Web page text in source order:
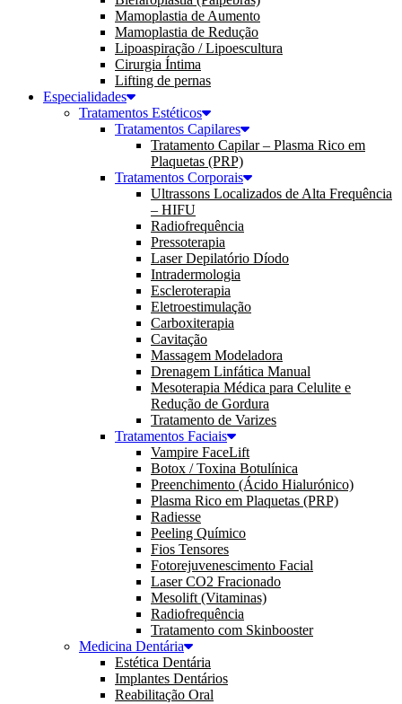
Mamoplastia de Aumento
Mamoplastia de Redução
Lipoaspiração / Lipoescultura
Cirurgia Íntima
Lifting de pernas
Especialidades
Tratamentos Estéticos
Tratamentos Capilares
Tratamento Capilar – Plasma Rico em
Plaquetas (PRP)
Tratamentos Corporais
Ultrassons Localizados de Alta Frequência
– HIFU
Radiofrequência
Pressoterapia
Laser Depilatório Díodo
Intradermologia
Escleroterapia
Eletroestimulação
Carboxiterapia
Cavitação
Massagem Modeladora
Drenagem Linfática Manual
Mesoterapia Médica para Celulite e
Redução de Gordura
Tratamento de Varizes
Tratamentos Faciais
Vampire FaceLift
Botox / Toxina Botulínica
Preenchimento (Ácido Hialurónico)
Plasma Rico em Plaquetas (PRP)
Radiesse
Peeling Químico
Fios Tensores
Fotorejuvenescimento Facial
Laser CO2 Fracionado
Mesolift (Vitaminas)
Radiofrequência
Tratamento com Skinbooster
Medicina Dentária
Estética Dentária
Implantes Dentários
Reabilitação Oral